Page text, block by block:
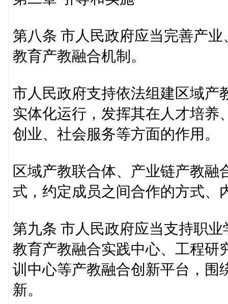
第八条 市人民政府应当完善产
教育产教融合机制。
市人民政府支持依法组建区域产
实体化运行，发挥其在人才培养
创业、社会服务等方面的作用。
区域产教联合体、产业链产教
式，约定成员之间合作的方式、
第九条 市人民政府应当支持职
教育产教融合实践中心、工程研
训中心等产教融合创新平台，围
新。